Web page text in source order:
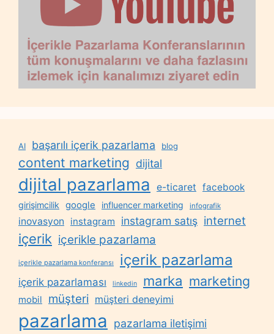
AI başarılı içerik pazarlama blog
content marketing dijital
dijital pazarlama e-ticaret facebook
girişimcilik google influencer marketing infografik
inovasyon instagram instagram satış internet
içerik içerikle pazarlama
içerikle pazarlama konferansı içerik pazarlama
içerik pazarlaması linkedin marka marketing
mobil müşteri müşteri deneyimi
pazarlama
pazarlama iletişimi